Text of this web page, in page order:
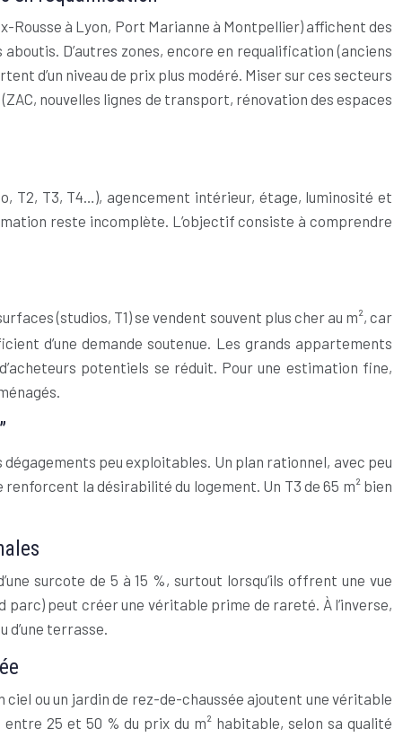
à Lyon, Port Marianne à Montpellier) affichent des
D’autres zones, encore en requalification (anciens
d’un niveau de prix plus modéré. Miser sur ces secteurs
nouvelles lignes de transport, rénovation des espaces
T2, T3, T4…), agencement intérieur, étage, luminosité et
reste incomplète. L’objectif consiste à comprendre
(studios, T1) se vendent souvent plus cher au m², car
d’une demande soutenue. Les grands appartements
potentiels se réduit. Pour une estimation fine,
dégagements peu exploitables. Un plan rationnel, avec peu
la désirabilité du logement. Un T3 de 65 m² bien
surcote de 5 à 15 %, surtout lorsqu’ils offrent une vue
parc) peut créer une véritable prime de rareté. À l’inverse,
d’une terrasse.
ou un jardin de rez-de-chaussée ajoutent une véritable
25 et 50 % du prix du m² habitable, selon sa qualité